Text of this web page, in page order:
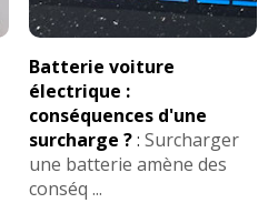
Batterie voiture
électrique :
conséquences d'une
surcharge ?: Surcharger
une batterie amène des
conséq ...